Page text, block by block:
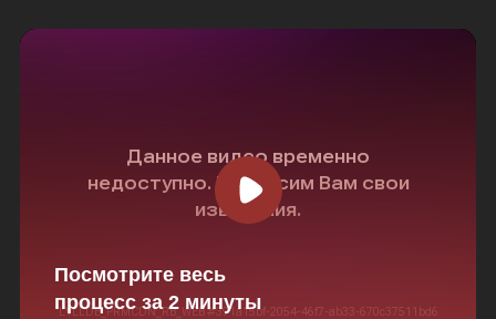
Посмотрите весь
процесс за 2 минуты